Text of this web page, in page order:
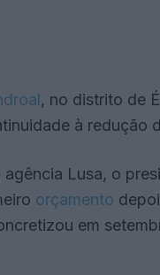
, no distrito de
à redução
agência Lusa, o
orçamento
em